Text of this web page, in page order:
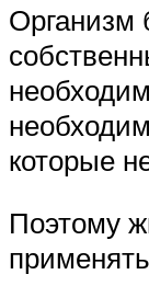
Организм
которые
Поэтому